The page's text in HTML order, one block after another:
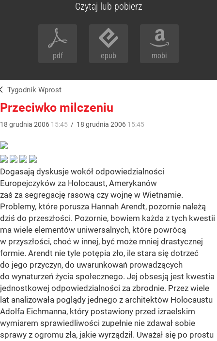
Czytaj lub pobierz
pdf epub mobi
Tygodnik Wprost
Przeciwko milczeniu
18 grudnia 2006 15:45 / 18 grudnia 2006 15:45
Dogasają dyskusje wokół odpowiedzialności
Europejczyków za Holocaust, Amerykanów
zaś za segregację rasową czy wojnę w Wietnamie.
Problemy, które porusza Hannah Arendt, pozornie należą
dziś do przeszłości. Pozornie, bowiem każda z tych kwestii
ma wiele elementów uniwersalnych, które powrócą
w przyszłości, choć w innej, być może mniej drastycznej
formie. Arendt nie tyle potępia zło, ile stara się dotrzeć
do jego przyczyn, do uwarunkowań prowadzących
do wynaturzeń życia społecznego. Jej obsesją jest kwestia
jednostkowej odpowiedzialności za zbrodnie. Przez wiele
lat analizowała poglądy jednego z architektów Holocaustu
Adolfa Eichmanna, który postawiony przed izraelskim
wymiarem sprawiedliwości zupełnie nie zdawał sobie
sprawy z ogromu zła, jakie wyrządził. Uważał się po prostu